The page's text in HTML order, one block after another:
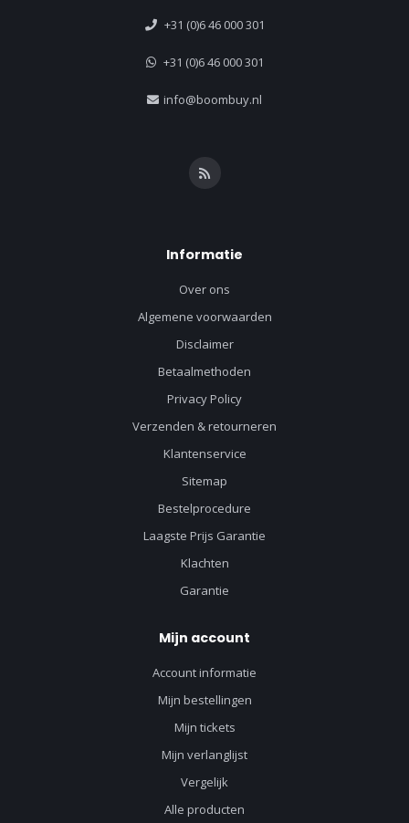
+31 (0)6 46 000 301
+31 (0)6 46 000 301
info@boombuy.nl
Informatie
Over ons
Algemene voorwaarden
Disclaimer
Betaalmethoden
Privacy Policy
Verzenden & retourneren
Klantenservice
Sitemap
Bestelprocedure
Laagste Prijs Garantie
Klachten
Garantie
Mijn account
Account informatie
Mijn bestellingen
Mijn tickets
Mijn verlanglijst
Vergelijk
Alle producten